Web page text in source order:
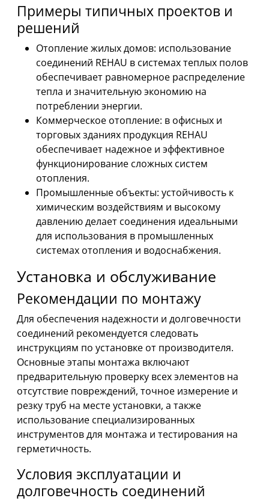
Примеры типичных проектов и
решений
Отопление жилых домов: использование
соединений REHAU в системах теплых полов
обеспечивает равномерное распределение
тепла и значительную экономию на
потреблении энергии.
Коммерческое отопление: в офисных и
торговых зданиях продукция REHAU
обеспечивает надежное и эффективное
функционирование сложных систем
отопления.
Промышленные объекты: устойчивость к
химическим воздействиям и высокому
давлению делает соединения идеальными
для использования в промышленных
системах отопления и водоснабжения.
Установка и обслуживание
Рекомендации по монтажу
Для обеспечения надежности и долговечности
соединений рекомендуется следовать
инструкциям по установке от производителя.
Основные этапы монтажа включают
предварительную проверку всех элементов на
отсутствие повреждений, точное измерение и
резку труб на месте установки, а также
использование специализированных
инструментов для монтажа и тестирования на
герметичность.
Условия эксплуатации и
долговечность соединений